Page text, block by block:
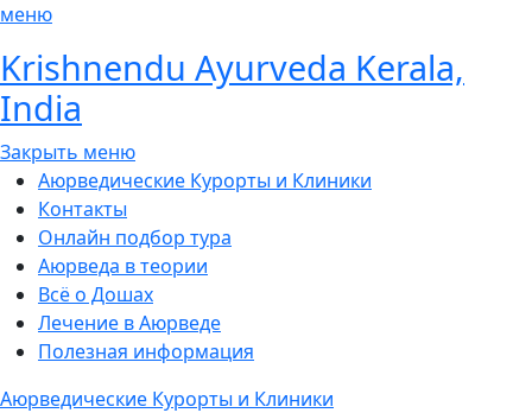
меню
Krishnendu Ayurveda Kerala,
India
Закрыть меню
Аюрведические Курорты и Клиники
Контакты
Онлайн подбор тура
Аюрведа в теории
Всё о Дошах
Лечение в Аюрведе
Полезная информация
Аюрведические Курорты и Клиники